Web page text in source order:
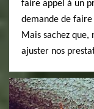
faire appel à un
demande de faire
Mais sachez
ajuster nos